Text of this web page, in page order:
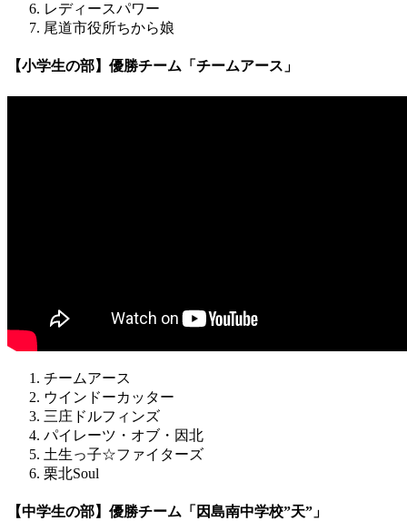
レディースパワー
尾道市役所ちから娘
【小学生の部】優勝チーム「チームアース」
チームアース
ウインドーカッター
三庄ドルフィンズ
パイレーツ・オブ・因北
土生っ子☆ファイターズ
栗北Soul
【中学生の部】優勝チーム「因島南中学校”天”」